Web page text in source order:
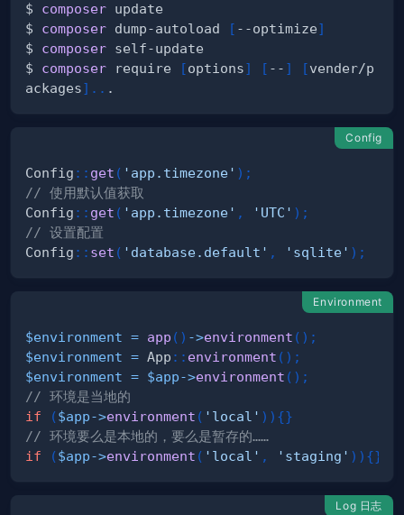
$ composer
$ composer dump-autoload [ --optimize]
$ composer
$ composer require [options] [ -- ] [vender/p
ackages] ..
Config
Config :: get ( 'app.timezone' ) ;
// 使用默认值获取
Config :: get ( 'app.timezone' , 'UTC' ) ;
// 设置配置
Config :: set ( 'database.default' , 'sqlite' ) ;
Environment
$environment = app ( ) ->environment ( ) ;
$environment = App :: environment ( ) ;
$environment = $app->environment ( ) ;
// 环境是当地的
if
($app->environment ( 'local' ) ) {}
// 环境要么是本地的，要么是暂存的……
if
($app->environment ( 'local' , 'staging' ) ) {}
Log 日志